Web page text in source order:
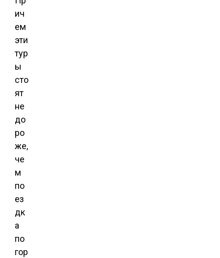
ич
ем
эти
тур
ы
сто
ят
не
до
ро
же,
че
м
по
ез
дк
а
по
гор